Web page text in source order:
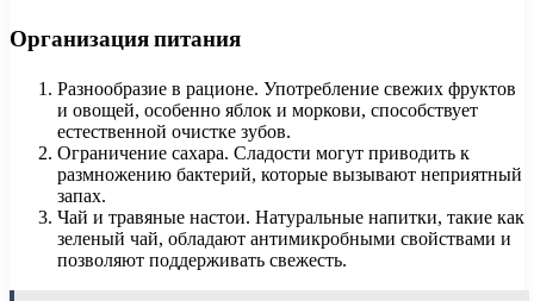
Организация питания
Разнообразие в рационе. Употребление свежих фруктов
и овощей, особенно яблок и моркови, способствует
естественной очистке зубов.
Ограничение сахара. Сладости могут приводить к
размножению бактерий, которые вызывают неприятный
запах.
Чай и травяные настои. Натуральные напитки, такие как
зеленый чай, обладают антимикробными свойствами и
позволяют поддерживать свежесть.